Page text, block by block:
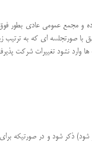
و مجمع عمومی عادی بطور
با صورتجلسه ای که به ترتیب
نشود تغییرات شرکت
ذکر شود و در صورتیکه برای